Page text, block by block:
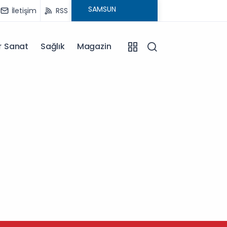
İletişim RSS
Sanat Sağlık Magazin